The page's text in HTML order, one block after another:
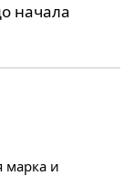
начала
марка и